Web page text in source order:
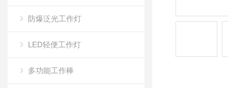
防爆泛光工作灯
LED轻便工作灯
多功能工作棒